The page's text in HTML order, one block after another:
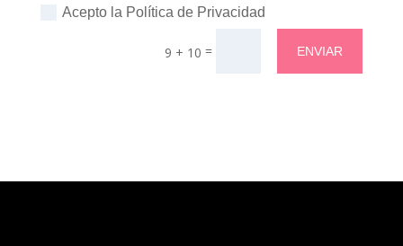
Acepto la Política de Privacidad
9 + 10 = ENVIAR